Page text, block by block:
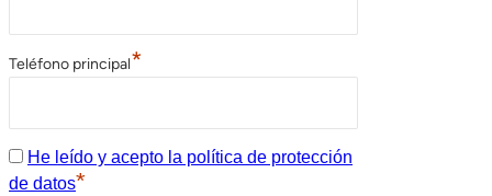
Teléfono principal*
He leído y acepto la política de protección
de datos*